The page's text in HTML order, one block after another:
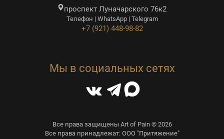
проспект Луначарского 76к2
Телефон | WhatsApp | Telegram
+7 (921) 448-98-82
Мы в социальных сетях
Все права защищены Art of Pain © 2026
Все права принадлежат: ООО "Притяжение"